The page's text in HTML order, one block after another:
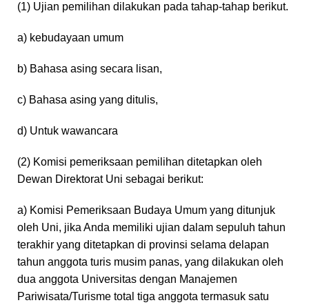
(1) Ujian pemilihan dilakukan pada tahap-tahap berikut.
a) kebudayaan umum
b) Bahasa asing secara lisan,
c) Bahasa asing yang ditulis,
d) Untuk wawancara
(2) Komisi pemeriksaan pemilihan ditetapkan oleh
Dewan Direktorat Uni sebagai berikut:
a) Komisi Pemeriksaan Budaya Umum yang ditunjuk
oleh Uni, jika Anda memiliki ujian dalam sepuluh tahun
terakhir yang ditetapkan di provinsi selama delapan
tahun anggota turis musim panas, yang dilakukan oleh
dua anggota Universitas dengan Manajemen
Pariwisata/Turisme total tiga anggota termasuk satu